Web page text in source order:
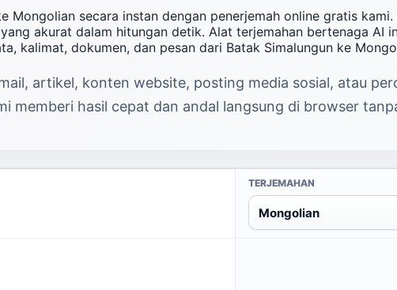
Mongolian secara instan dengan penerjemah online gratis
akurat dalam hitungan detik. Alat terjemahan bertenaga AI
kalimat, dokumen, dan pesan dari Batak Simalungun ke
artikel, konten website, posting media sosial, atau
memberi hasil cepat dan andal langsung di browser
TERJEMAHAN
Mongolian